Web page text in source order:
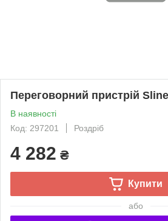
Переговорний пристрій
В наявності
Код: 297201
Роздріб
4 282 ₴
Купити
або